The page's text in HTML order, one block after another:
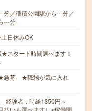
分／稲積公園駅から---分／
---分
日休みOK
スタート時間選べます！
急募 ★職場が気に入れ
経験者：時給1350円～
いも選べます）※稼働開